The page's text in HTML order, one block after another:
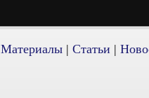
Материалы | Статьи |